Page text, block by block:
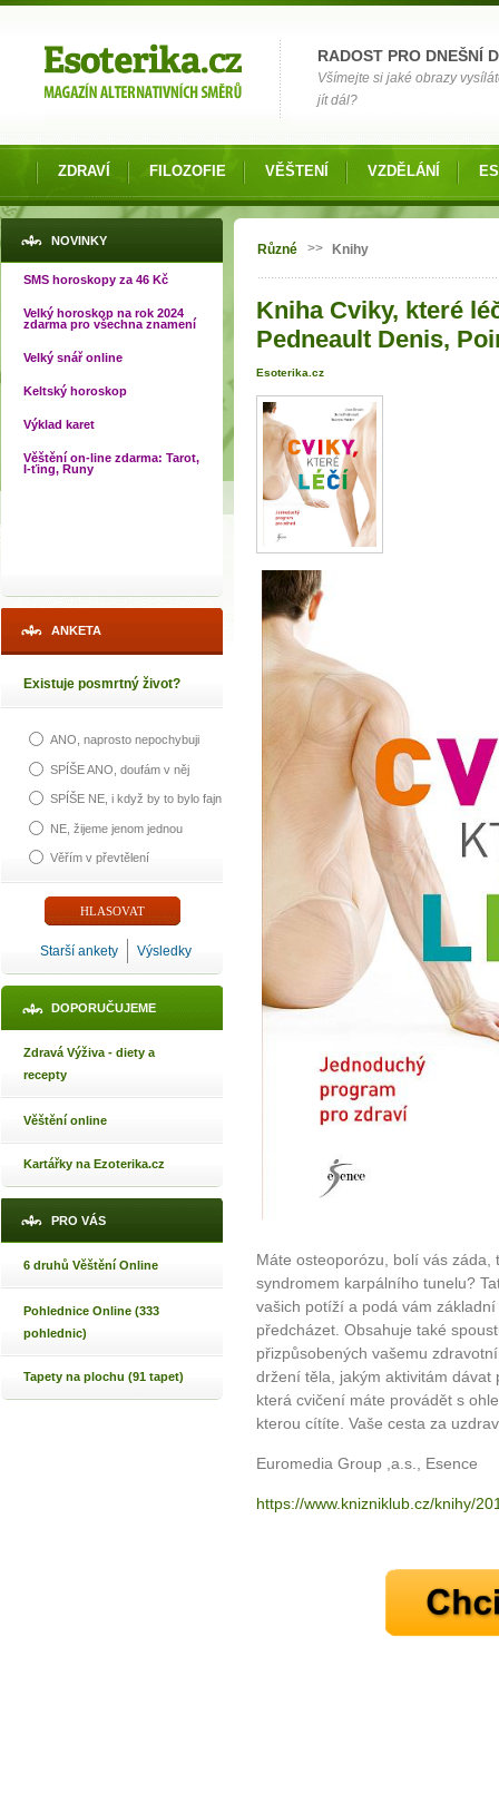
RADOST PRO DNEŠNÍ
Všímejte si jaké obrazy
jít dál?
ZDRAVÍ FILOZOFIE VĚŠTENÍ VZDĚLÁNÍ
NOVINKY
SMS horoskopy za 46 Kč
Velký horoskop na rok 2024
zdarma pro všechna znamení
Velký snář online
Keltský horoskop
Výklad karet
Věštění on-line zdarma: Tarot,
I-ťing, Runy
ANKETA
Existuje posmrtný život?
ANO, naprosto nepochybuji
SPÍŠE ANO, doufám v něj
SPÍŠE NE, i když by to bylo fajn
NE, žijeme jenom jednou
Věřím v převtělení
Starší ankety Výsledky
DOPORUČUJEME
Zdravá Výživa - diety a
recepty
Věštění online
Kartářky na Ezoterika.cz
PRO VÁS
6 druhů Věštění Online
Pohlednice Online (333
pohlednic)
Tapety na plochu (91 tapet)
Jste zde
Různé >> Knihy
Kniha Cviky, které
Pedneault Denis,
Esoterika.cz
Máte osteoporózu, bolí vás
syndromem karpálního tunelu?
vašich potíží a podá vám
předcházet. Obsahuje také
přizpůsobených vašemu
držení těla, jakým aktivitám
která cvičení máte provádět s
kterou cítíte. Vaše cesta za
Euromedia Group ,a.s., Esence
https://www.knizniklub.cz/knihy/